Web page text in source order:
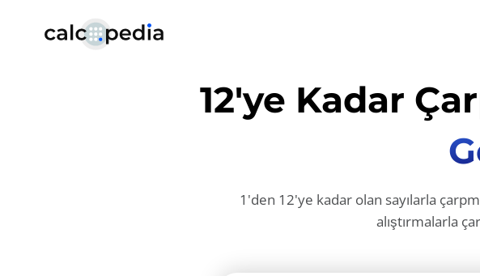
12'ye Kadar
1'den 12'ye kadar olan sayılarla
alıştırmalarla